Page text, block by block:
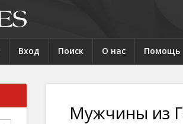
Вход Поиск О нас Помощь
Мужчины из